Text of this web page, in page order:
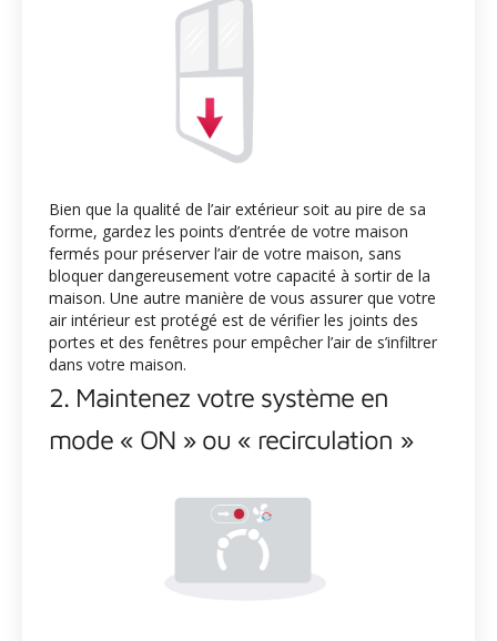
Bien que la qualité de l’air extérieur soit au pire de sa
forme, gardez les points d’entrée de votre maison
fermés pour préserver l’air de votre maison, sans
bloquer dangereusement votre capacité à sortir de la
maison. Une autre manière de vous assurer que votre
air intérieur est protégé est de vérifier les joints des
portes et des fenêtres pour empêcher l’air de s’infiltrer
dans votre maison.
2. Maintenez votre système en
mode « ON » ou « recirculation »